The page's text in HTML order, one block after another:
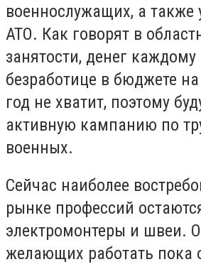
военнослужащих, а также
АТО. Как говорят в
занятости, денег
безработице в бюджете
год не хватит, поэтому
активную кампанию по
военных.
Сейчас наиболее
рынке профессий
электромонтеры и швеи.
желающих работать пока